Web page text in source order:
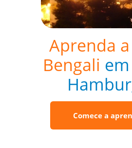
Aprenda
Bengali
Comece a